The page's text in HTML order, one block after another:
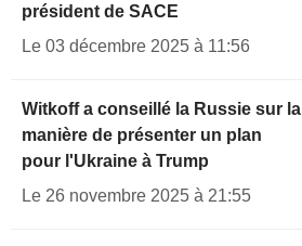
président de SACE
Le 03 décembre 2025 à 11:56
Witkoff a conseillé la Russie sur la
manière de présenter un plan
pour l'Ukraine à Trump
Le 26 novembre 2025 à 21:55